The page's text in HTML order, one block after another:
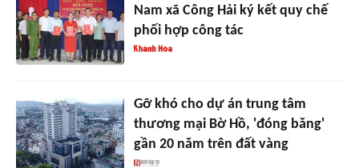
Nam xã Công Hải ký kết quy chế
phối hợp công tác
Gỡ khó cho dự án trung tâm
thương mại Bờ Hồ, 'đóng băng'
gần 20 năm trên đất vàng